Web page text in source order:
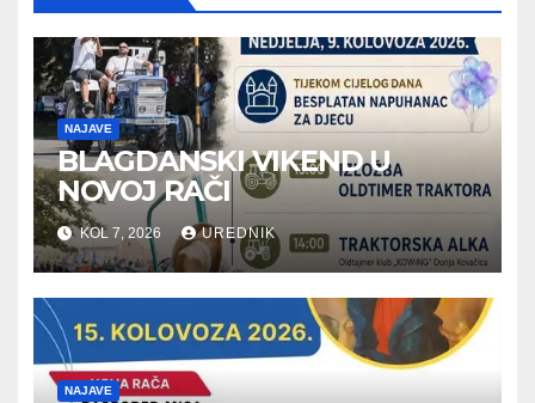
NAJAVE
BLAGDANSKI VIKEND U
NOVOJ RAČI
KOL 7, 2026 UREDNIK
NAJAVE